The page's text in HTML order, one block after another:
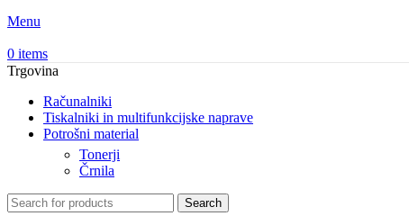
Menu
0 items
Trgovina
Računalniki
Tiskalniki in multifunkcijske naprave
Potrošni material
Tonerji
Črnila
Search